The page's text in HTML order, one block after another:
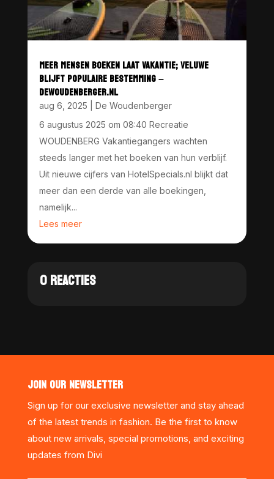
MEER MENSEN BOEKEN LAAT VAKANTIE; VELUWE
BLIJFT POPULAIRE BESTEMMING –
DEWOUDENBERGER.NL
aug 6, 2025
De Woudenberger
6 augustus 2025 om 08:40 Recreatie
WOUDENBERG Vakantiegangers wachten
steeds langer met het boeken van hun verblijf.
Uit nieuwe cijfers van HotelSpecials.nl blijkt dat
meer dan een derde van alle boekingen,
namelijk...
Lees meer
0 REACTIES
JOIN OUR NEWSLETTER
Sign up for our exclusive newsletter and stay ahead
of the latest trends in fashion. Be the first to know
about new arrivals, special promotions, and exciting
updates from Divi